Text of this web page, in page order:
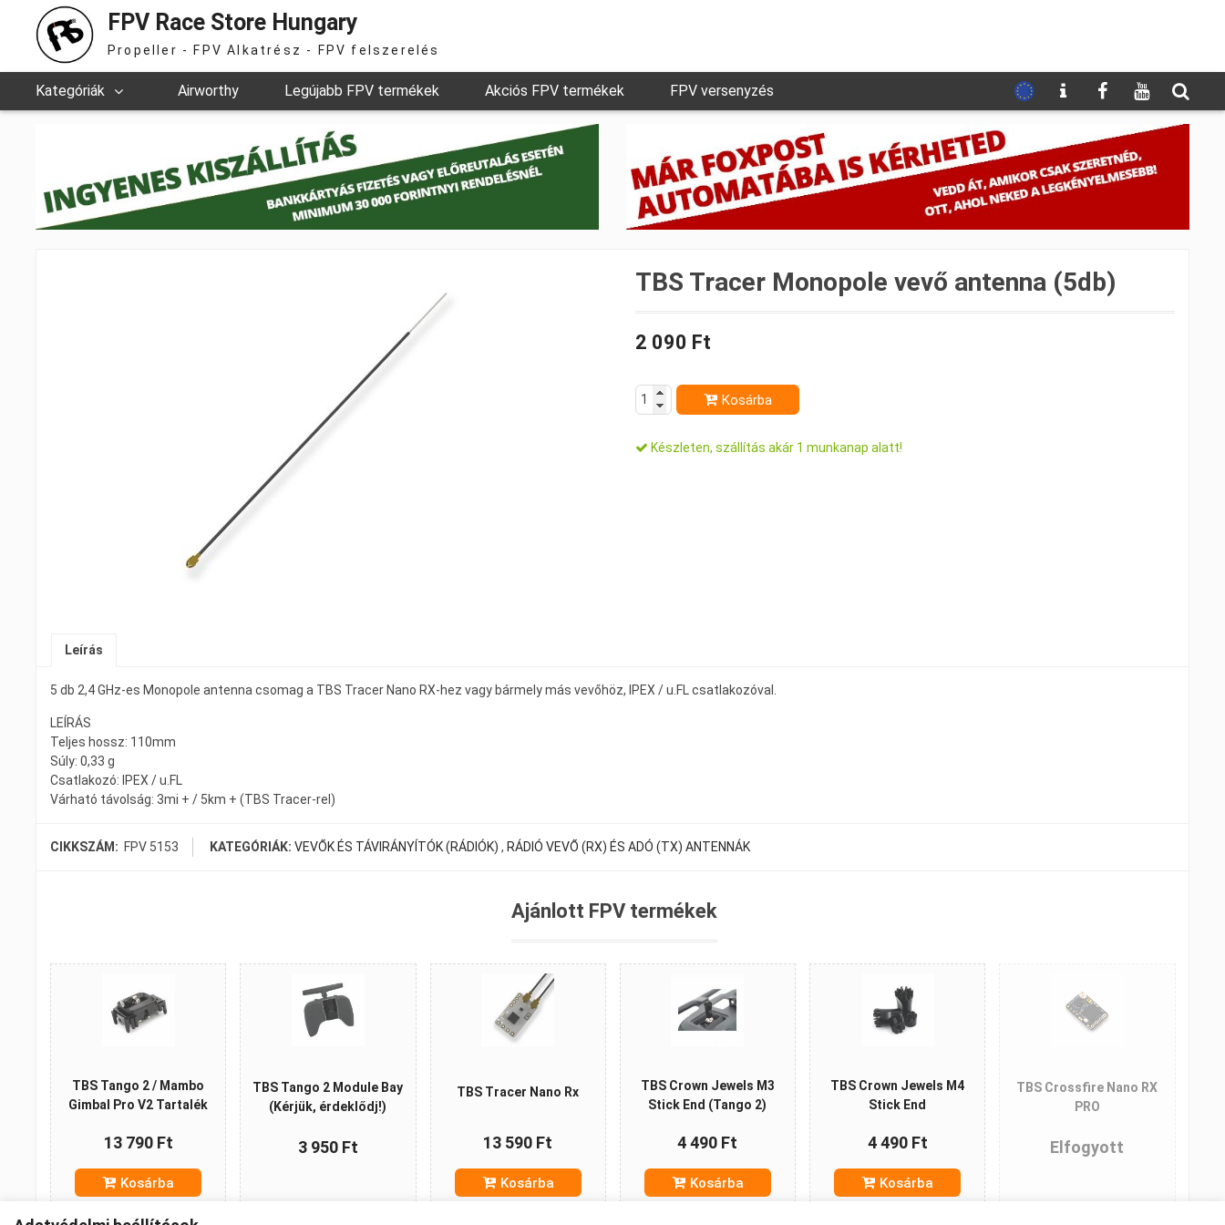
FPV Race Store Hungary
Propeller - FPV Alkatrész - FPV felszerelés
Kategóriák Airworthy Legújabb FPV termékek Akciós FPV termékek FPV versenyzés
TBS Tracer Monopole vevő antenna (5db)
2 090 Ft
Kosárba
Készleten, szállítás akár 1 munkanap alatt!
Leírás
5 db 2,4 GHz-es Monopole antenna csomag a TBS Tracer Nano RX-hez vagy bármely más vevőhöz, IPEX / u.FL csatlakozóval.
LEÍRÁS
Teljes hossz: 110mm
Súly: 0,33 g
Csatlakozó: IPEX / u.FL
Várható távolság: 3mi + / 5km + (TBS Tracer-rel)
CIKKSZÁM: FPV 5153 KATEGÓRIÁK: VEVŐK ÉS TÁVIRÁNYÍTÓK (RÁDIÓK) , RÁDIÓ VEVŐ (RX) ÉS ADÓ (TX) ANTENNÁK
Ajánlott FPV termékek
TBS Tango 2 / Mambo
Gimbal Pro V2 Tartalék
13 790 Ft
Kosárba
TBS Tango 2 Module Bay
(Kérjük, érdeklődj!)
3 950 Ft
TBS Tracer Nano Rx
13 590 Ft
Kosárba
TBS Crown Jewels M3
Stick End (Tango 2)
4 490 Ft
Kosárba
TBS Crown Jewels M4
Stick End
4 490 Ft
Kosárba
TBS Crossfire Nano RX
PRO
Elfogyott